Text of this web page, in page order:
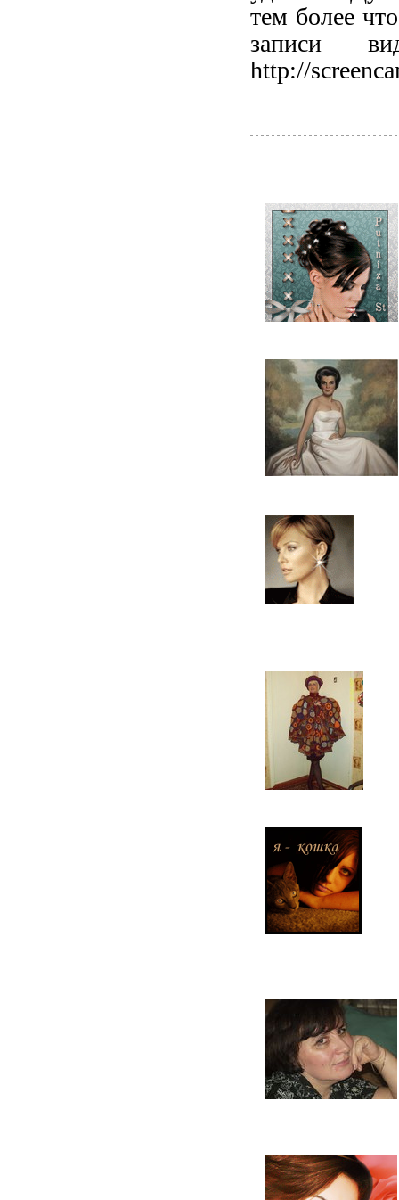
тем более
записи
http://